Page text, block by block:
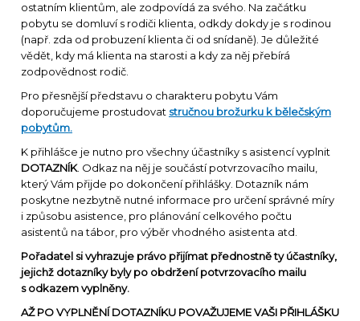
ostatním klientům, ale zodpovídá za svého. Na začátku
pobytu se domluví s rodiči klienta, odkdy dokdy je s rodinou
(např. zda od probuzení klienta či od snídaně). Je důležité
vědět, kdy má klienta na starosti a kdy za něj přebírá
zodpovědnost rodič.
Pro přesnější představu o charakteru pobytu Vám
doporučujeme prostudovat stručnou brožurku k bělečským
pobytům.
K přihlášce je nutno pro všechny účastníky s asistencí vyplnit
DOTAZNÍK. Odkaz na něj je součástí potvrzovacího mailu,
který Vám přijde po dokončení přihlášky. Dotazník nám
poskytne nezbytně nutné informace pro určení správné míry
i způsobu asistence, pro plánování celkového počtu
asistentů na tábor, pro výběr vhodného asistenta atd.
Pořadatel si vyhrazuje právo přijímat přednostně ty účastníky,
jejichž dotazníky byly po obdržení potvrzovacího mailu
s odkazem vyplněny.
AŽ PO VYPLNĚNÍ DOTAZNÍKU POVAŽUJEME VAŠI PŘIHLÁŠKU